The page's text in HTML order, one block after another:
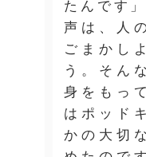
たんです」
声は、人
ごまかし
う。そん
身をもっ
はポッド
かの大切